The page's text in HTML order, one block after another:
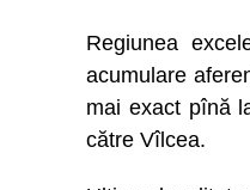
Regiunea
acumulare
mai exact pînă
către Vîlcea.